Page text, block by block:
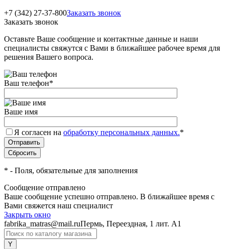
+7 (342) 27-37-800Заказать звонок
Заказать звонок
Оставьте Ваше сообщение и контактные данные и наши
специалисты свяжутся с Вами в ближайшее рабочее время для
решения Вашего вопроса.
Ваш телефон*
Ваше имя
Я согласен на обработку персональных данных.*
* - Поля, обязательные для заполнения
Сообщение отправлено
Ваше сообщение успешно отправлено. В ближайшее время с
Вами свяжется наш специалист
Закрыть окно
fabrika_matras@mail.ruПермь, Переездная, 1 лит. А1